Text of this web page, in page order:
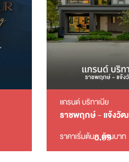
แกรนด์ บริทาเนีย
ราชพฤกษ์ - แจ้งวั
ราคาเริ่มต้น8.99
ล้านบาท